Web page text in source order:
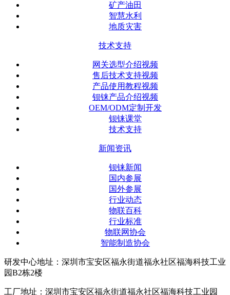
矿产油田
智慧水利
地质灾害
技术支持
网关选型介绍视频
售后技术支持视频
产品使用教程视频
钡铼产品介绍视频
OEM/ODM定制开发
钡铼课堂
技术支持
新闻资讯
钡铼新闻
国内参展
国外参展
行业动态
物联百科
行业标准
物联网协会
智能制造协会
研发中心地址：深圳市宝安区福永街道福永社区福海科技工业
园B2栋2楼
工厂地址：深圳市宝安区福永街道福永社区福海科技工业园